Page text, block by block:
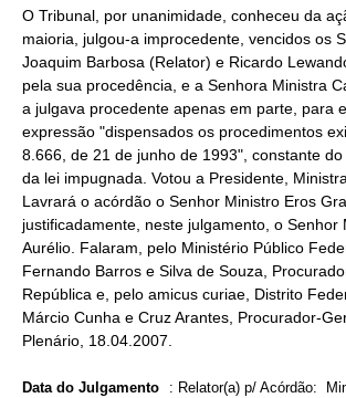
O Tribunal, por unanimidade, conheceu da
maioria, julgou-a improcedente, vencidos os
Joaquim Barbosa (Relator) e Ricardo
pela sua procedência, e a Senhora Ministra
a julgava procedente apenas em parte, para
expressão "dispensados os procedimentos
8.666, de 21 de junho de 1993", constante
da lei impugnada. Votou a Presidente,
Lavrará o acórdão o Senhor Ministro Eros
justificadamente, neste julgamento, o Senhor
Aurélio. Falaram, pelo Ministério Público
Fernando Barros e Silva de Souza,
República e, pelo amicus curiae, Distrito
Márcio Cunha e Cruz Arantes, Procurador-
Plenário, 18.04.2007.
Data do Julgamento : Relator(a) p/ Acórdão: